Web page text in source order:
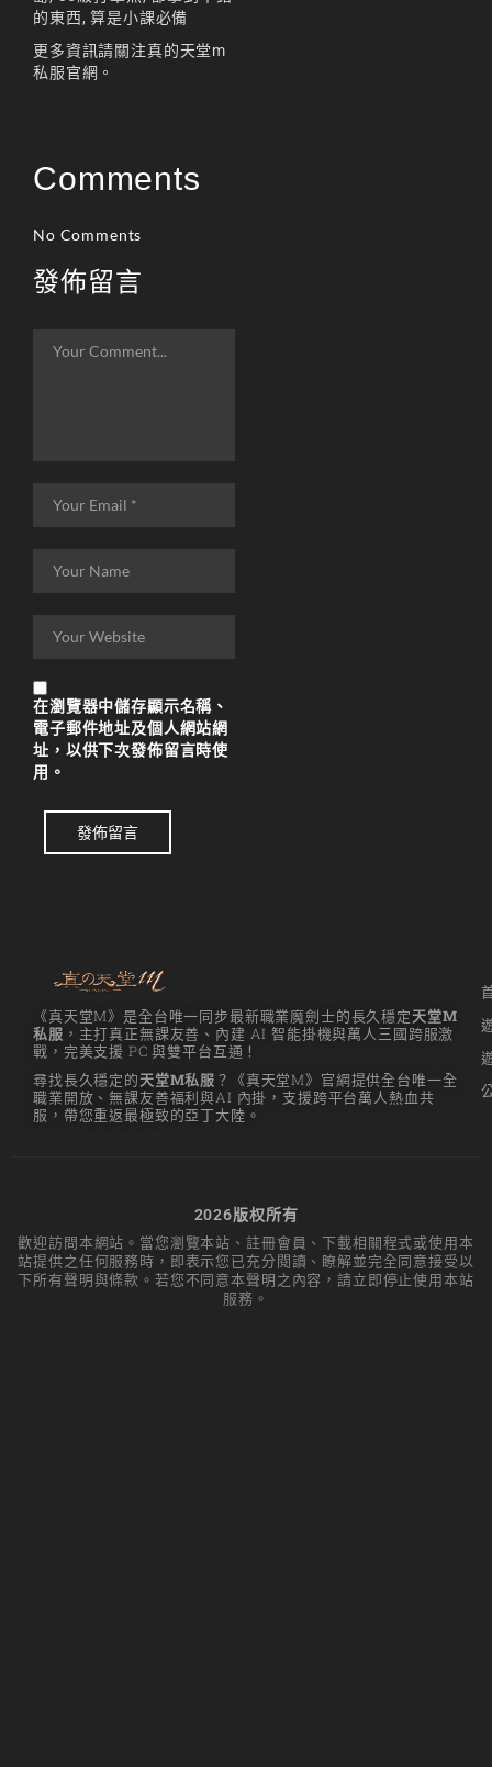
的東西, 算是小課必備
更多資訊請關注真的天堂m
私服官網。
Comments
No Comments
發佈留言
在瀏覽器中儲存顯示名稱、
電子郵件地址及個人網站網
址，以供下次發佈留言時使
用。
發佈留言
《真天堂M》是全台唯一同步最新職業魔劍士的長久穩定天堂M
私服 ，主打真正無課友善、內建 AI 智能掛機與萬人三國跨服激
戰，完美支援 PC 與雙平台互通！
尋找長久穩定的天堂M私服 ？《真天堂M》官網提供全台唯一全
職業開放、無課友善福利與AI 內掛，支援跨平台萬人熱血共
服，帶您重返最極致的亞丁大陸。
2026版权所有
歡迎訪問本網站。當您瀏覽本站、註冊會員、下載相關程式或使用本
站提供之任何服務時，即表示您已充分閱讀、瞭解並完全同意接受以
下所有聲明與條款。若您不同意本聲明之內容，請立即停止使用本站
服務。